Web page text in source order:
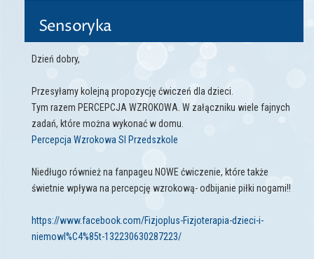
Sensoryka
Dzień dobry,
Przesyłamy kolejną propozycję ćwiczeń dla dzieci.
Tym razem PERCEPCJA WZROKOWA. W załączniku wiele fajnych
zadań, które można wykonać w domu.
Percepcja Wzrokowa SI Przedszkole
Niedługo również na fanpageu NOWE ćwiczenie, które także
świetnie wpływa na percepcję wzrokową- odbijanie piłki nogami!!
https://www.facebook.com/Fizjoplus-Fizjoterapia-dzieci-i-
niemowl%C4%85t-132230630287223/